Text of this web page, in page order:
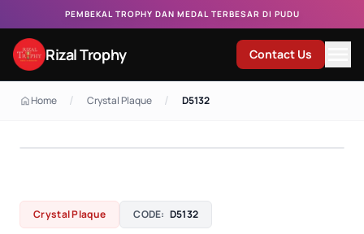
PEMBEKAL TROPHY DAN MEDAL TERBESAR DI PUDU
Rizal Trophy Contact Us
Home / Crystal Plaque / D5132
Crystal Plaque CODE: D5132